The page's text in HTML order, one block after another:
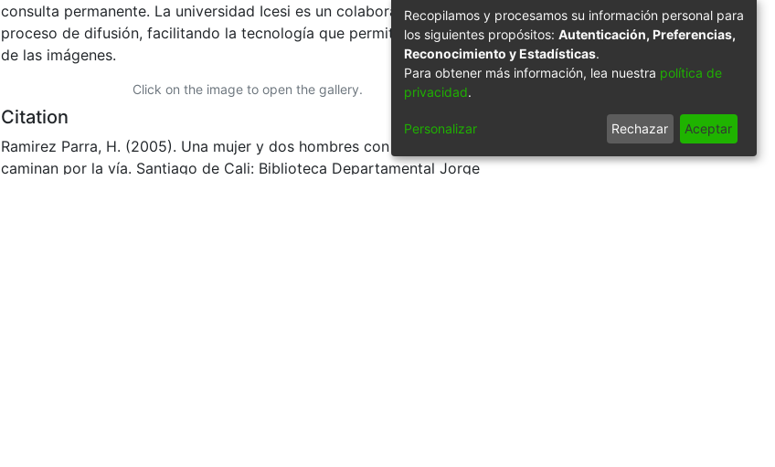
consulta permanente. La universidad Icesi es un colaborador en el
proceso de difusión, facilitando la tecnología que permite la consulta
de las imágenes.
Click on the image to open the gallery.
Citation
Ramirez Parra, H. (2005). Una mujer y dos hombres con bicicletas
caminan por la vía. Santiago de Cali: Biblioteca Departamental Jorge
Recopilamos y procesamos su información personal para
los siguientes propósitos: Autenticación, Preferencias,
Reconocimiento y Estadísticas.
Para obtener más información, lea nuestra política de
privacidad.
Personalizar Rechazar Aceptar